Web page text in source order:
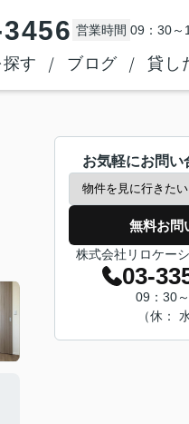
営業時間 09：30～
す ブログ 貸し
お気軽にお問い
無料お問
株式会社リロケー
03-
09：30
（休：